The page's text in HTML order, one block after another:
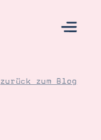
zurück zum Blog